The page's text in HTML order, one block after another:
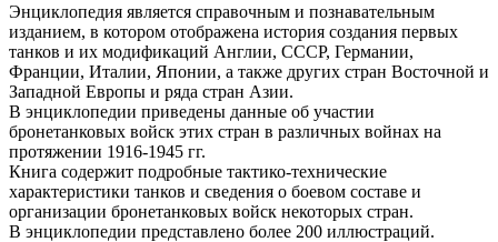
Энциклопедия является справочным и познавательным
изданием, в котором отображена история создания первых
танков и их модификаций Англии, СССР, Германии,
Франции, Италии, Японии, а также других стран Восточной и
Западной Европы и ряда стран Азии.
В энциклопедии приведены данные об участии
бронетанковых войск этих стран в различных войнах на
протяжении 1916-1945 гг.
Книга содержит подробные тактико-технические
характеристики танков и сведения о боевом составе и
организации бронетанковых войск некоторых стран.
В энциклопедии представлено более 200 иллюстраций.